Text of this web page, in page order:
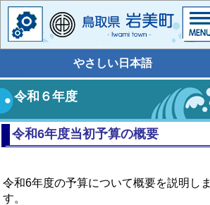
やさしい日本語
令和６年度
令和6年度当初予算の概要
令和6年度の予算について概要を説明しま
す。